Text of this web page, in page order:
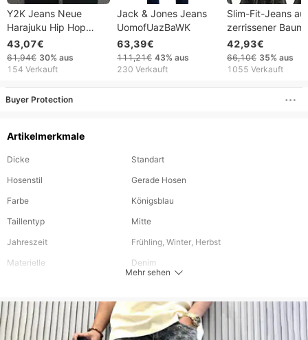
Y2K Jeans Neue
Harajuku Hip Hop
Herren Retro
Totenkopf Grafik
Bestickte Baggy
Männer Goth Hohe
43,07€
61,94€ 30% aus
154 Verkauft
Jack & Jones Jeans
UomofUazBaWK
63,39€
111,21€ 43% aus
230 Verkauft
Slim-Fit-Jeans
zerrissener
lässige Street-
Jeanshose mit
mittlerem
42,93€
66,10€ 35% aus
1055 Verkauft
Buyer Protection
Artikelmerkmale
Dicke
Standart
Hosenstil
Gerade Hosen
Farbe
Königsblau
Taillentyp
Mitte
Jahreszeit
Frühling, Winter, Herbst
Materielle
Denim
Stil
High Street, Vintage, Moto & Biker, Outdoor,
Safari-Stil
Mehr sehen